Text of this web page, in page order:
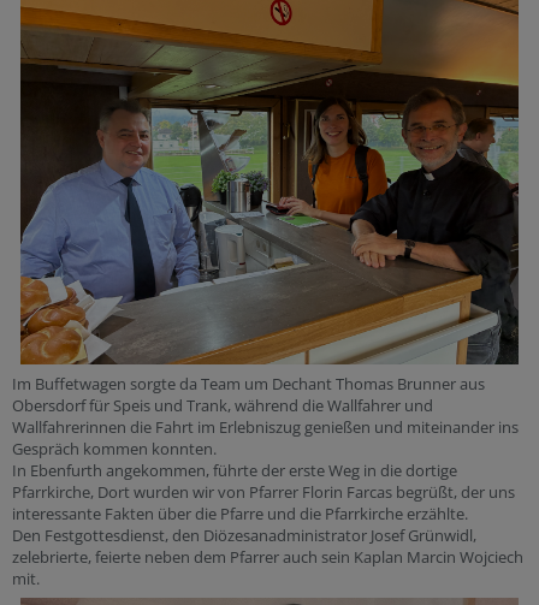
Im Buffetwagen sorgte da Team um Dechant Thomas Brunner aus
Obersdorf für Speis und Trank, während die Wallfahrer und
Wallfahrerinnen die Fahrt im Erlebniszug genießen und miteinander ins
Gespräch kommen konnten.
In Ebenfurth angekommen, führte der erste Weg in die dortige
Pfarrkirche, Dort wurden wir von Pfarrer Florin Farcas begrüßt, der uns
interessante Fakten über die Pfarre und die Pfarrkirche erzählte.
Den Festgottesdienst, den Diözesanadministrator Josef Grünwidl,
zelebrierte, feierte neben dem Pfarrer auch sein Kaplan Marcin Wojciech
mit.